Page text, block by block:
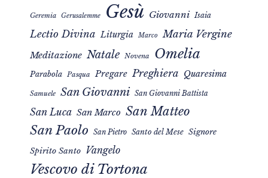
Geremia Gerusalemme Gesù Giovanni Isaia
Lectio Divina Liturgia Marco Maria Vergine
Meditazione Natale Novena Omelia
Parabola Pasqua Pregare Preghiera Quaresima
Samuele San Giovanni San Giovanni Battista
San Luca San Marco San Matteo
San Paolo San Pietro Santo del Mese Signore
Spirito Santo Vangelo
Vescovo di Tortona